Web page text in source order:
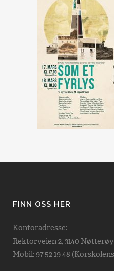
FINN OSS HER
Kontoradresse:
Rektorveien 2, 3140 Nøtterøy
Mobil: 97 52 19 48